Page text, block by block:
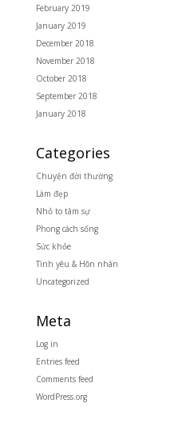
February 2019
January 2019
December 2018
November 2018
October 2018
September 2018
January 2018
Categories
Chuyện đời thường
Làm đẹp
Nhỏ to tâm sự
Phong cách sống
Sức khỏe
Tình yêu & Hôn nhân
Uncategorized
Meta
Log in
Entries feed
Comments feed
WordPress.org